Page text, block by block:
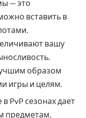
— это
вставить в
вашу
образом
игры и целям.
PvP сезонах дает
предметам,